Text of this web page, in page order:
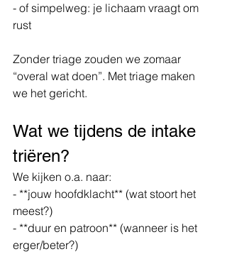
- of simpelweg: je lichaam vraagt om
rust
Zonder triage zouden we zomaar
“overal wat doen”. Met triage maken
we het gericht.
Wat we tijdens de intake
triëren?
We kijken o.a. naar:
- **jouw hoofdklacht** (wat stoort het
meest?)
- **duur en patroon** (wanneer is het
erger/beter?)